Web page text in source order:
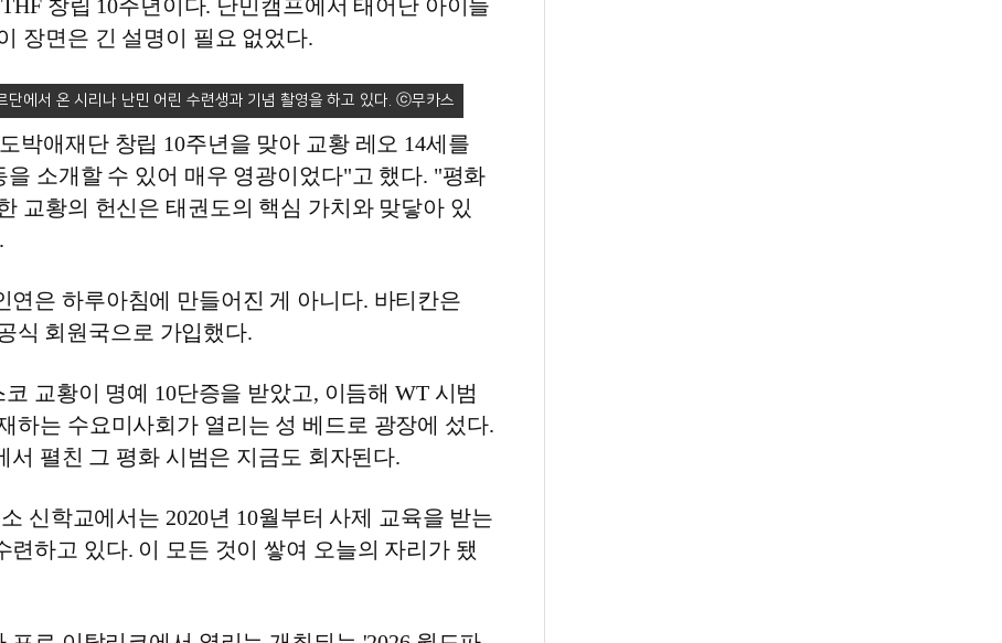
창립 10주년이다. 난민캠프에서 태어난 아이들
장면은 긴 설명이 필요 없었다.
단에서 온 시리나 난민 어린 수련생과 기념 촬영을 하고 있다.
박애재단 창립 10주년을 맞아 교황 레오 14세를
을 소개할 수 있어 매우 영광이었다"고 했다. "평화
교황의 헌신은 태권도의 핵심 가치와 맞닿아 있
연은 하루아침에 만들어진 게 아니다. 바티칸은
식 회원국으로 가입했다.
교황이 명예 10단증을 받았고, 이듬해 WT 시범
하는 수요미사회가 열리는 성 베드로 광장에 섰다.
서 펼친 그 평화 시범은 지금도 회자된다.
신학교에서는 2020년 10월부터 사제 교육을 받는
련하고 있다. 이 모든 것이 쌓여 오늘의 자리가 됐